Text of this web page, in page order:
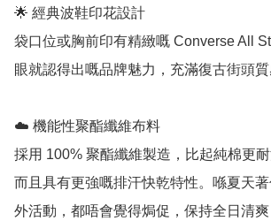
🌟 經典波鞋印花設計
袋口位或胸前印有精緻嘅 Converse All
眼就認得出嘅品牌魅力，充滿復古街頭
☁️ 機能性聚酯纖維布料
採用 100% 聚酯纖維製造，比起純棉更耐
而且具有更強嘅排汗快乾特性。喺夏天
外活動，都唔會覺得焗促，保持全日清爽